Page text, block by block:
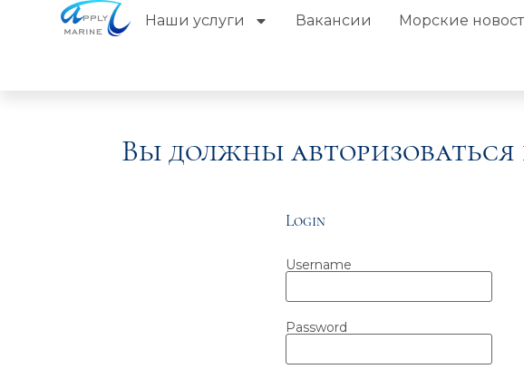
Наши услуги Вакансии Морские
Вы должны
Login
Username
Password